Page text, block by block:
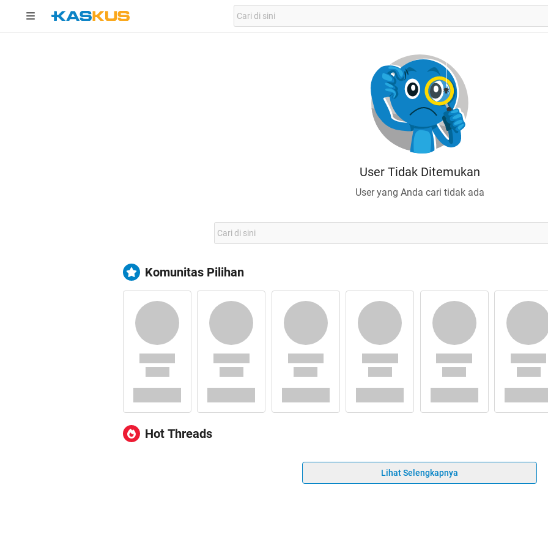
User Tidak Ditemukan
User yang Anda cari tidak ada
Komunitas Pilihan
Hot Threads
Lihat Selengkapnya